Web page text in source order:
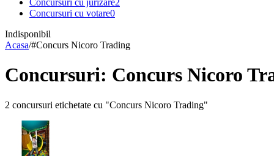
Concursuri cu votare0
Indisponibil
Acasa/#Concurs Nicoro Trading
Concursuri: Concurs Nicoro
2 concursuri etichetate cu "Concurs Nicoro Trading"